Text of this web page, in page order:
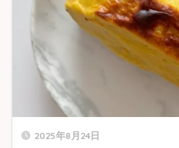
2025年8月24日